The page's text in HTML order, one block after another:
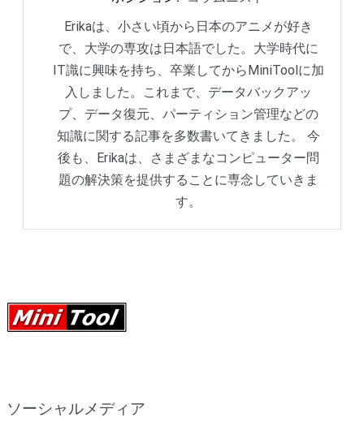
Erikaは、小さい頃から日本のアニメが好き
で、大学の専攻は日本語でした。大学時代に
IT識に興味を持ち、卒業してからMiniToolに加
入しました。これまで、データバックアッ
プ、データ復元、パーティション管理などの
知識に関する記事を多数書いてきました。 今
後も、Erikaは、さまざまなコンピューター問
題の解決策を提供することに専念していきま
す。
ソーシャルメディア